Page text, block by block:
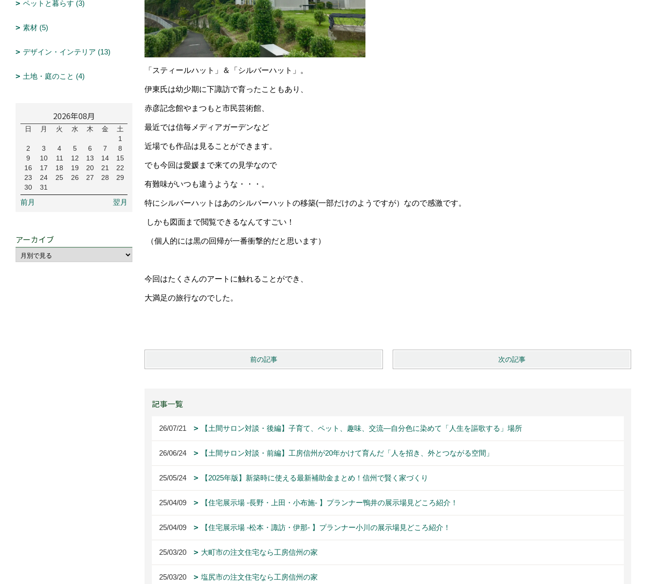
「スティールハット」＆「シルバーハット」。
伊東氏は幼少期に下諏訪で育ったこともあり、
赤彦記念館やまつもと市民芸術館、
最近では信毎メディアガーデンなど
近場でも作品は見ることができます。
でも今回は愛媛まで来ての見学なので
有難味がいつも違うような・・・。
特にシルバーハットはあのシルバーハットの移築(一部だけのようですが）なので感激です。
しかも図面まで閲覧できるなんてすごい！
（個人的には黒の回帰が一番衝撃的だと思います）
今回はたくさんのアートに触れることができ、
大満足の旅行なのでした。
前の記事 次の記事
記事一覧
26/07/21 【土間サロン対談・後編】子育て、ペット、趣味、交流―自分色に染めて「人生を謳歌する」場所
26/06/24 【土間サロン対談・前編】工房信州が20年かけて育んだ「人を招き、外とつながる空間」
25/05/24 【2025年版】新築時に使える最新補助金まとめ！信州で賢く家づくり
25/04/09 【住宅展示場 -長野・上田・小布施- 】プランナー鴨井の展示場見どころ紹介！
25/04/09 【住宅展示場 -松本・諏訪・伊那- 】プランナー小川の展示場見どころ紹介！
25/03/20 大町市の注文住宅なら工房信州の家
25/03/20 塩尻市の注文住宅なら工房信州の家
ペットと暮らす (3)
素材 (5)
デザイン・インテリア (13)
土地・庭のこと (4)
2026年08月
日 月 火 水 木 金
土
1
2
3 4 5 6 7
8
9
10 11 12 13 14
15
16
17 18 19 20 21
22
23
24 25 26 27 28
29
30
31
前月 翌月
アーカイブ